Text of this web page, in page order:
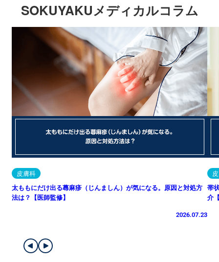
SOKUYAKUメディカルコラム
皮膚科
太ももにだけ出る蕁麻疹（じんましん）が気になる。原因と対処方
法は？【医師監修】
2026.07.23
帯
介